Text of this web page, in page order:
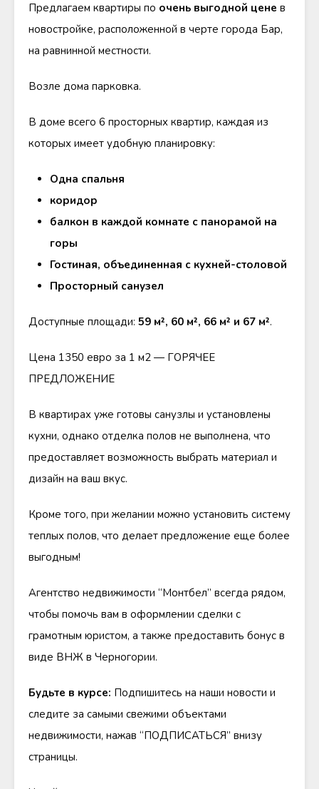
Предлагаем квартиры по очень выгодной цене в
новостройке, расположенной в черте города Бар,
на равнинной местности.
Возле дома парковка.
В доме всего 6 просторных квартир, каждая из
которых имеет удобную планировку:
Одна спальня
коридор
балкон в каждой комнате с панорамой на
горы
Гостиная, объединенная с кухней-столовой
Просторный санузел
Доступные площади: 59 м², 60 м², 66 м² и 67 м².
Цена 1350 евро за 1 м2 — ГОРЯЧЕЕ
ПРЕДЛОЖЕНИЕ
В квартирах уже готовы санузлы и установлены
кухни, однако отделка полов не выполнена, что
предоставляет возможность выбрать материал и
дизайн на ваш вкус.
Кроме того, при желании можно установить систему
теплых полов, что делает предложение еще более
выгодным!
Агентство недвижимости “Монтбел” всегда рядом,
чтобы помочь вам в оформлении сделки с
грамотным юристом, а также предоставить бонус в
виде ВНЖ в Черногории.
Будьте в курсе: Подпишитесь на наши новости и
следите за самыми свежими объектами
недвижимости, нажав “ПОДПИСАТЬСЯ” внизу
страницы.